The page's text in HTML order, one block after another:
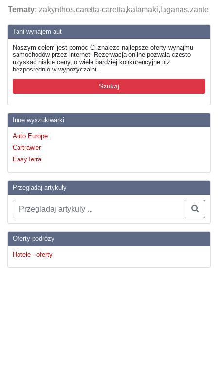
Tani wynajem aut
Naszym celem jest pomóc Ci znalezc najlepsze oferty wynajmu
samochodów przez internet. Rezerwacja online pozwala czesto
uzyskac niskie ceny, o wiele bardziej konkurencyjne niz
bezposrednio w wypozyczalni..
Szukaj
Inne wyszukiwarki
Auto Europe
Cartrawler
EasyTerra
Przegladaj artykuly
Oferty podrózy
Hotele - oferty
Tematy: zakynthos,caretta-caretta,kalamaki,laganas,zante